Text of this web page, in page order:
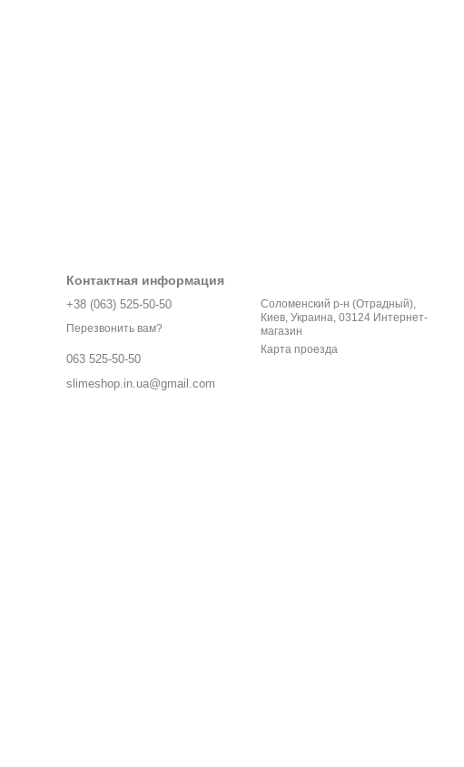
Контактная информация
+38 (063) 525-50-50
Перезвонить вам?
063 525-50-50
slimeshop.in.ua@gmail.com
Соломенский р-н (Отрадный),
Киев, Украина, 03124 Интернет-
магазин
Карта проезда